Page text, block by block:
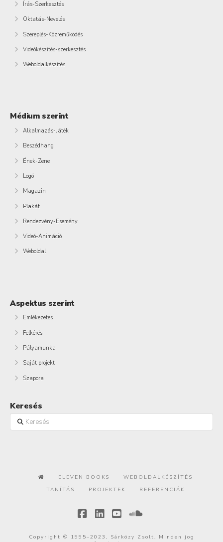
Írás-Szerkesztés
Oktatás-Nevelés
Szereplés-Közreműködés
Videókészítés-szerkesztés
Weboldalkészítés
Médium szerint
Alkalmazás-Játék
Beszédhang
Ének-Zene
Logó
Magazin
Plakát
Rendezvény-Esemény
Videó-Animáció
Weboldal
Aspektus szerint
Emlékezetes
Felkérés
Pályamunka
Saját projekt
Szapora
Keresés
Keresés
ELEVEN BOOKS
WEBOLDALKÉSZÍTÉS
TANÍTÁS
PROJEKTEK REFERENCIÁK
Copyright © 1995–2023, Sárközy Zsolt. Minden jog